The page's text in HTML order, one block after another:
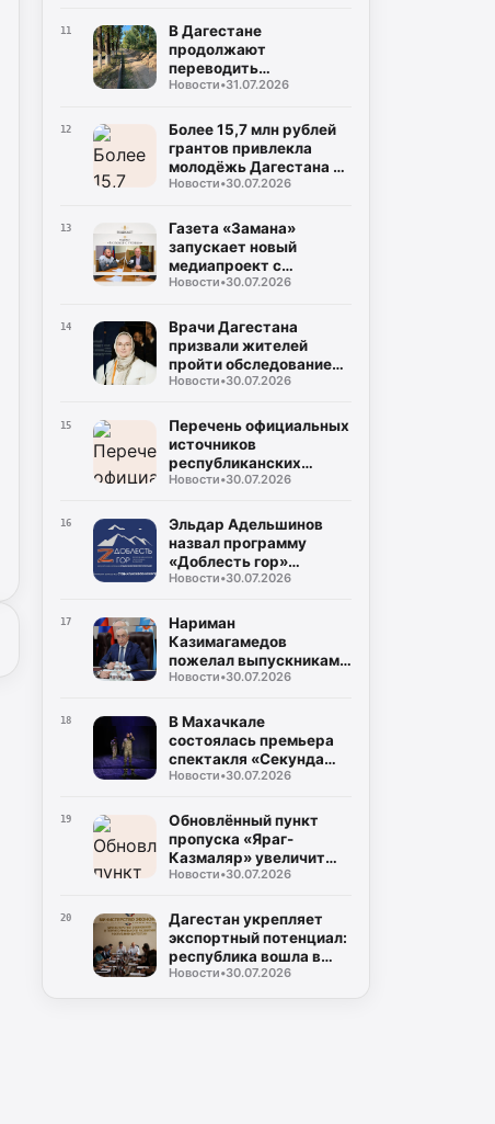
11
В Дагестане
продолжают
переводить
газопроводы под землю
безопасности
Новости•31.07.2026
12
Более 15,7 млн рублей
грантов привлекла
молодёжь Дагестана в
2026 году
Новости•30.07.2026
13
Газета «Замана»
запускает новый
медиапроект с
участием известных
Новости•30.07.2026
14
Врачи Дагестана
призвали жителей
пройти обследование
на гепатит С во время
Новости•30.07.2026
15
Перечень официальных
источников
республиканских
средств массовой
Новости•30.07.2026
16
Эльдар Адельшинов
назвал программу
«Доблесть гор»
важным ресурсом для
Новости•30.07.2026
17
Нариман
Казимагамедов
пожелал выпускникам
программы «Доблесть
государственной
службе
Новости•30.07.2026
18
В Махачкале
состоялась премьера
спектакля «Секунда
сомнений»,
специальной военной
операции
Новости•30.07.2026
19
Обновлённый пункт
пропуска «Яраг-
Казмаляр» увеличит
грузопоток через
Новости•30.07.2026
20
Дагестан укрепляет
экспортный потенциал:
республика вошла в
число лидеров по
Новости•30.07.2026